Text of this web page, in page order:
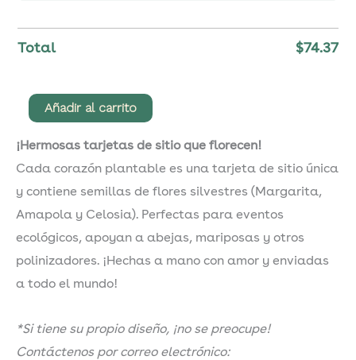
Total $74.37
Tarjetas
sitio
plantables
con
forma
de
corazón
cantidad
Añadir al carrito
¡Hermosas tarjetas de sitio que florecen!
Cada corazón plantable es una tarjeta de sitio única
y contiene semillas de flores silvestres (Margarita,
Amapola y Celosia). Perfectas para eventos
ecológicos, apoyan a abejas, mariposas y otros
polinizadores. ¡Hechas a mano con amor y enviadas
a todo el mundo!
*Si tiene su propio diseño, ¡no se preocupe!
Contáctenos por correo electrónico: